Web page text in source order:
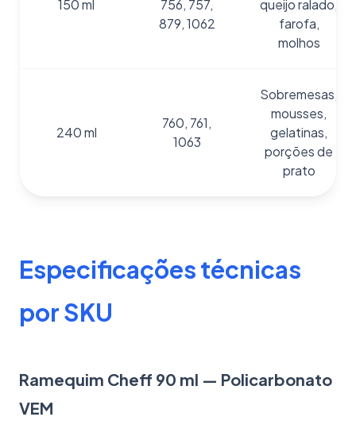
150 ml
756, 757,
879, 1062
queijo ralado,
farofa,
molhos
240 ml
760, 761,
1063
Sobremesas,
mousses,
gelatinas,
porções de
prato
Especificações técnicas
por SKU
Ramequim Cheff 90 ml — Policarbonato
VEM